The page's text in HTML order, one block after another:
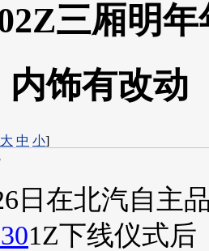
三厢明
内饰有改动
大 中 小]
在北汽自主
1Z下线仪式后